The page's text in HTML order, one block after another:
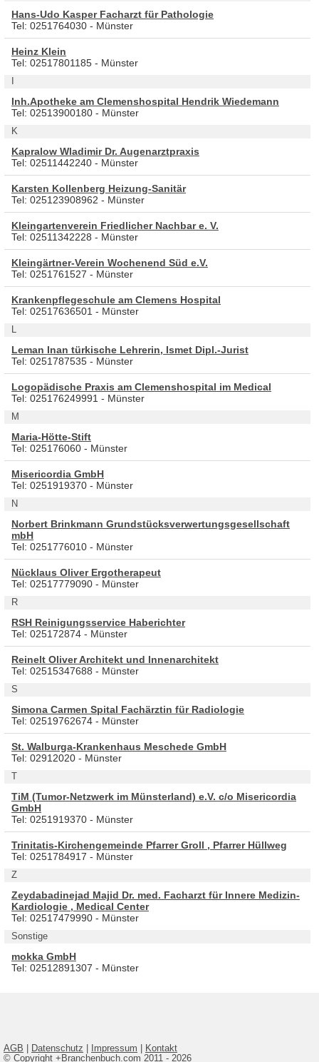
Hans-Udo Kasper Facharzt für Pathologie
Tel: 0251764030 - Münster
Heinz Klein
Tel: 02517801185 - Münster
Inh.Apotheke am Clemenshospital Hendrik Wiedemann
Tel: 02513900180 - Münster
K
Kapralow Wladimir Dr. Augenarztpraxis
Tel: 02511442240 - Münster
Karsten Kollenberg Heizung-Sanitär
Tel: 025123908962 - Münster
Kleingartenverein Friedlicher Nachbar e. V.
Tel: 02511342228 - Münster
Kleingärtner-Verein Wochenend Süd e.V.
Tel: 0251761527 - Münster
Krankenpflegeschule am Clemens Hospital
Tel: 02517636501 - Münster
Leman Inan türkische Lehrerin, Ismet Dipl.-Jurist
Tel: 0251787535 - Münster
Logopädische Praxis am Clemenshospital im Medical
Tel: 025176249991 - Münster
M
Maria-Hötte-Stift
Tel: 025176060 - Münster
Misericordia GmbH
Tel: 0251919370 - Münster
N
Norbert Brinkmann Grundstücksverwertungsgesellschaft
mbH
Tel: 0251776010 - Münster
Nücklaus Oliver Ergotherapeut
Tel: 02517779090 - Münster
R
RSH Reinigungsservice Haberichter
Tel: 025172874 - Münster
Reinelt Oliver Architekt und Innenarchitekt
Tel: 02515347688 - Münster
S
Simona Carmen Spital Fachärztin für Radiologie
Tel: 02519762674 - Münster
St. Walburga-Krankenhaus Meschede GmbH
Tel: 02912020 - Münster
T
TiM (Tumor-Netzwerk im Münsterland) e.V. c/o Misericordia
GmbH
Tel: 0251919370 - Münster
Trinitatis-Kirchengemeinde Pfarrer Groll , Pfarrer Hüllweg
Tel: 0251784917 - Münster
Z
Zeydabadinejad Majid Dr. med. Facharzt für Innere Medizin-
Kardiologie , Medical Center
Tel: 02517479990 - Münster
Sonstige
mokka GmbH
Tel: 02512891307 - Münster
AGB Datenschutz Impressum
Kontakt
© Copyright +Branchenbuch.com 2011 - 2026